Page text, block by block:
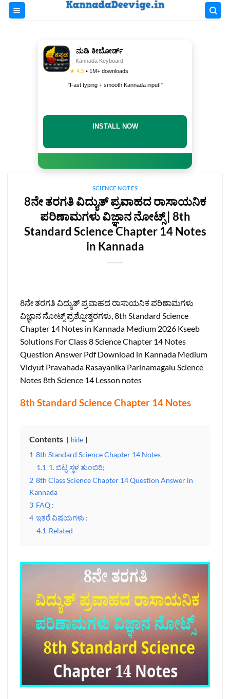
Skip
ನುಡಿ ಕೀಬೋರ್ಡ್
Kannada Keyboard
★ 4.5 • 1M+ downloads
"Fast typing + smooth Kannada input!"
INSTALL NOW
SCIENCE NOTES
8ನೇ ತರಗತಿ ವಿದ್ಯುತ್ ಪ್ರವಾಹದ ರಾಸಾಯನಿಕ
ಪರಿಣಾಮಗಳು ವಿಜ್ಞಾನ ನೋಟ್ಸ್‌ | 8th
Standard Science Chapter 14 Notes
in Kannada
8ನೇ ತರಗತಿ ವಿದ್ಯುತ್ ಪ್ರವಾಹದ ರಾಸಾಯನಿಕ ಪರಿಣಾಮಗಳು
ವಿಜ್ಞಾನ ನೋಟ್ಸ್‌ ಪ್ರಶ್ನೋತ್ತರಗಳು, 8th Standard Science
Chapter 14 Notes in Kannada Medium 2026 Kseeb
Solutions For Class 8 Science Chapter 14 Notes
Question Answer Pdf Download in Kannada Medium
Vidyut Pravahada Rasayanika Parinamagalu Science
Notes 8th Science 14 Lesson notes
8th Standard Science Chapter 14 Notes
Contents hide
1 8th Standard Science Chapter 14 Notes
1.1 1. ಬಿಟ್ಟ ಸ್ಥಳ ತುಂಬಿರಿ;
2 8th Class Science Chapter 14 Question Answer in
Kannada
3 FAQ :
4 ಇತರೆ ವಿಷಯಗಳು :
4.1 Related